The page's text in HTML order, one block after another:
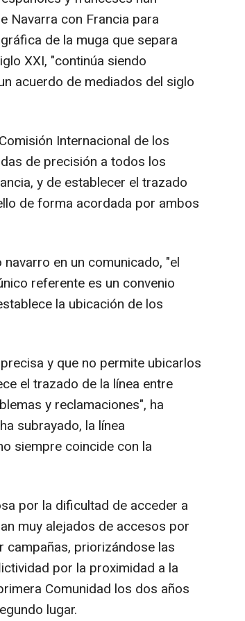
Navarra con Francia para
de la muga que separa
XXI, "continúa siendo
acuerdo de mediados del siglo
Internacional de los
de precisión a todos los
y de establecer el trazado
de forma acordada por ambos
en un comunicado, "el
referente es un convenio
la ubicación de los
y que no permite ubicarlos
el trazado de la línea entre
y reclamaciones", ha
subrayado, la línea
siempre coincide con la
por la dificultad de acceder a
muy alejados de accesos por
campañas, priorizándose las
por la proximidad a la
Comunidad los dos años
lugar.